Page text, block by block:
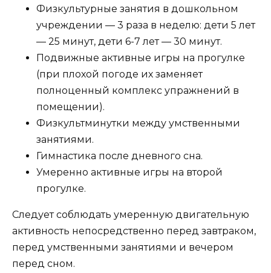
Физкультурные занятия в дошкольном
учреждении — 3 раза в неделю: дети 5 лет
— 25 минут, дети 6-7 лет — 30 минут.
Подвижные активные игры на прогулке
(при плохой погоде их заменяет
полноценный комплекс упражнений в
помещении).
Физкультминутки между умственными
занятиями.
Гимнастика после дневного сна.
Умеренно активные игры на второй
прогулке.
Следует соблюдать умеренную двигательную
активность непосредственно перед завтраком,
перед умственными занятиями и вечером
перед сном.